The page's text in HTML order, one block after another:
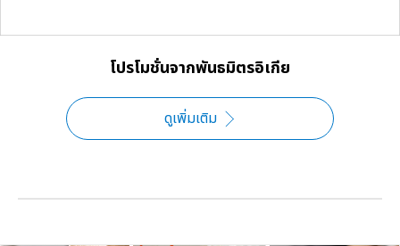
โปรโมชั่นจากพันธมิตรอิเกีย
ดูเพิ่มเติม